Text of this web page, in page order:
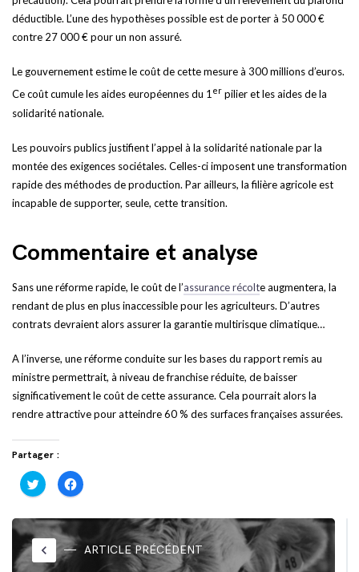
déductible. L’une des hypothèses possible est de porter à 50 000 €
contre 27 000 € pour un non assuré.
Le gouvernement estime le coût de cette mesure à 300 millions d’euros.
Ce coût cumule les aides européennes du 1er pilier et les aides de la
solidarité nationale.
Les pouvoirs publics justifient l’appel à la solidarité nationale par la
montée des exigences sociétales. Celles-ci imposent une transformation
rapide des méthodes de production. Par ailleurs, la filière agricole est
incapable de supporter, seule, cette transition.
Commentaire et analyse
Sans une réforme rapide, le coût de l’assurance récolte augmentera, la
rendant de plus en plus inaccessible pour les agriculteurs. D’autres
contrats devraient alors assurer la garantie multirisque climatique…
A l’inverse, une réforme conduite sur les bases du rapport remis au
ministre permettrait, à niveau de franchise réduite, de baisser
significativement le coût de cette assurance. Cela pourrait alors la
rendre attractive pour atteindre 60 % des surfaces françaises assurées.
Partager :
Cliquez
pour
partager
Twitter(ouvre
dans
une
nouvelle
fenêtre)
Cliquez
pour
partager
Facebook(ouvre
une
nouvelle
fenêtre)
keyboard_arrow_left ARTICLE PRÉCÉDENT